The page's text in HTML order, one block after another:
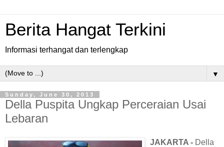
Berita Hangat Terkini
Informasi terhangat dan terlengkap
▼
Sunday, June 30, 2013
Della Puspita Ungkap Perceraian Usai
Lebaran
JAKARTA - Della